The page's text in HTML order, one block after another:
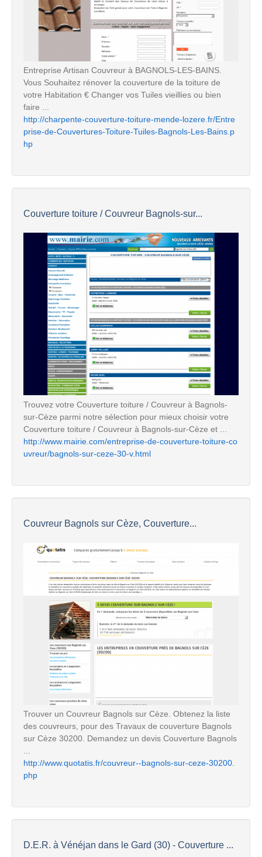
Entreprise Artisan Couvreur à BAGNOLS-LES-BAINS.
Vous Souhaitez rénover la couverture de la toiture de
votre Habitation € Changer vos Tuiles vieillies ou bien
faire ...
http://charpente-couverture-toiture-mende-lozere.fr/Entre
prise-de-Couvertures-Toiture-Tuiles-Bagnols-Les-Bains.p
hp
Couverture toiture / Couvreur Bagnols-sur...
Trouvez votre Couverture toiture / Couvreur à Bagnols-
sur-Cèze parmi notre sélection pour mieux choisir votre
Couverture toiture / Couvreur à Bagnols-sur-Cèze et ...
http://www.mairie.com/entreprise-de-couverture-toiture-co
uvreur/bagnols-sur-ceze-30-v.html
Couvreur Bagnols sur Cèze, Couverture...
Trouver un Couvreur Bagnols sur Cèze. Obtenez la liste
des couvreurs, pour des Travaux de couverture Bagnols
sur Cèze 30200. Demandez un devis Couverture Bagnols
...
http://www.quotatis.fr/couvreur--bagnols-sur-ceze-30200.
php
D.E.R. à Vénéjan dans le Gard (30) - Couverture ...